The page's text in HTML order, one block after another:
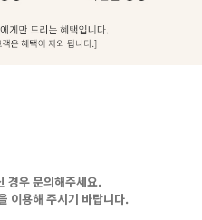
경우 문의해주세요.
이용해 주시기 바랍니다.